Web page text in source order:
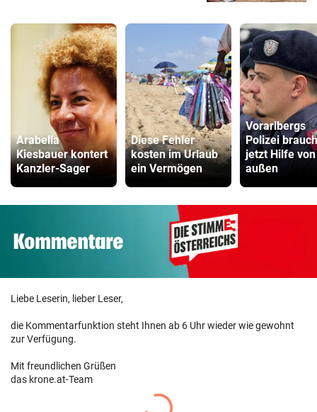
Arabella
Kiesbauer kontert
Kanzler-Sager
Diese Fehler
kosten im Urlaub
ein Vermögen
Vorarlbergs
Polizei
jetzt Hilfe von
außen
Liebe Leserin, lieber Leser,
die Kommentarfunktion steht Ihnen ab 6 Uhr wieder wie gewohnt
zur Verfügung.
Mit freundlichen Grüßen
das krone.at-Team